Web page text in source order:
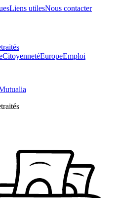
Liens utilesNous contacter
CitoyennetéEuropeEmploi